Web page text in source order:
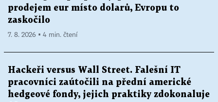
prodejem eur místo dolarů, Evropu to
zaskočilo
7. 8. 2026 ▪ 4 min. čtení
Hackeři versus Wall Street. Falešní IT
pracovníci zaútočili na přední americké
hedgeové fondy, jejich praktiky zdokonaluje